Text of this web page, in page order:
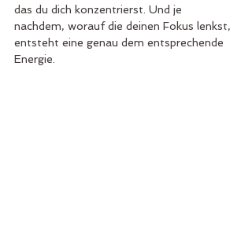
das du dich konzentrierst. Und je
nachdem, worauf die deinen Fokus lenkst,
entsteht eine genau dem entsprechende
Energie.